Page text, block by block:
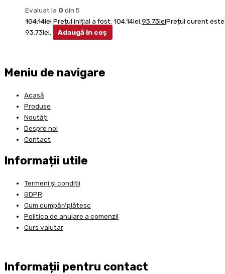
Evaluat la 0 din 5
104.14leiPrețul inițial a fost: 104.14lei.93.73leiPrețul curent
93.73lei.
Adaugă în coș
Meniu de navigare
Acasă
Produse
Noutăți
Despre noi
Contact
Informații utile
Termeni și condiții
GDPR
Cum cumpăr/plătesc
Politica de anulare a comenzii
Curs valutar
Informații pentru contact